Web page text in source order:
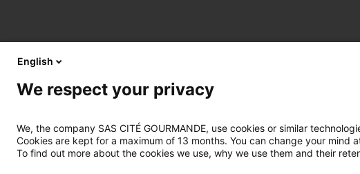
English
We respect your privacy
We, the company SAS CITÉ GOURMANDE, use cookies or similar
Cookies are kept for a maximum of 13 months. You can change your
To find out more about the cookies we use, why we use them and their